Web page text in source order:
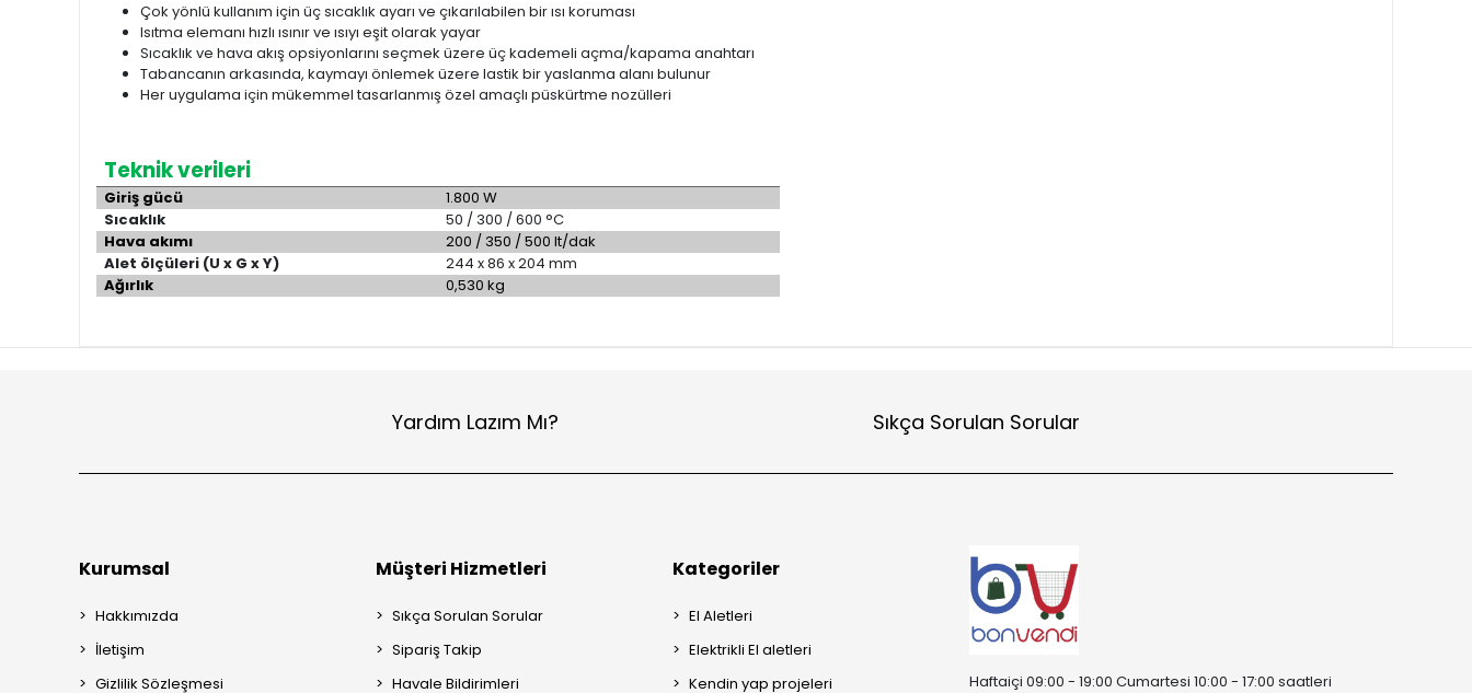
Çok yönlü kullanım için üç sıcaklık ayarı ve çıkarılabilen bir ısı koruması
Isıtma elemanı hızlı ısınır ve ısıyı eşit olarak yayar
Sıcaklık ve hava akış opsiyonlarını seçmek üzere üç kademeli açma/kapama anahtarı
Tabancanın arkasında, kaymayı önlemek üzere lastik bir yaslanma alanı bulunur
Her uygulama için mükemmel tasarlanmış özel amaçlı püskürtme nozülleri
Teknik verileri
Giriş gücü
1.800 W
Sıcaklık
50 / 300 / 600 °C
Hava akımı
200 / 350 / 500 lt/dak
Alet ölçüleri (U x G x Y)
244 x 86 x 204 mm
Ağırlık
0,530 kg
Yardım Lazım Mı? Sıkça Sorulan Sorular
Kurumsal
Hakkımızda
İletişim
Gizlilik Sözleşmesi
Müşteri Hizmetleri
Sıkça Sorulan Sorular
Sipariş Takip
Havale Bildirimleri
Kategoriler
El Aletleri
Elektrikli El aletleri
Kendin yap projeleri
Haftaiçi 09:00 - 19:00 Cumartesi 10:00 - 17:00 saatleri